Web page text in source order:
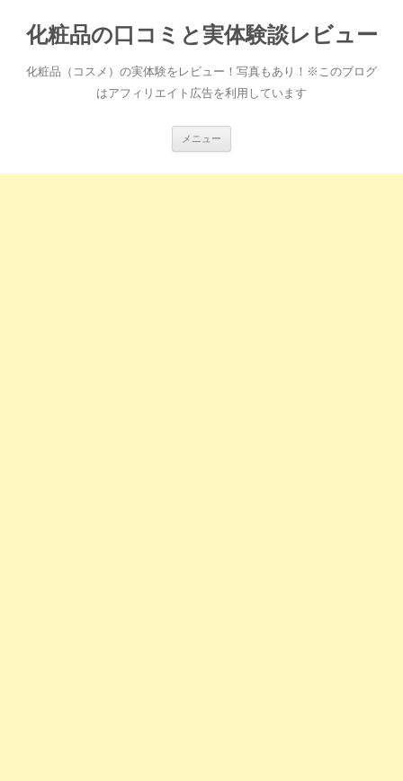
化粧品の口コミと実体験談レビュー
化粧品（コスメ）の実体験をレビュー！写真もあり！※このブログ
はアフィリエイト広告を利用しています
メニュー